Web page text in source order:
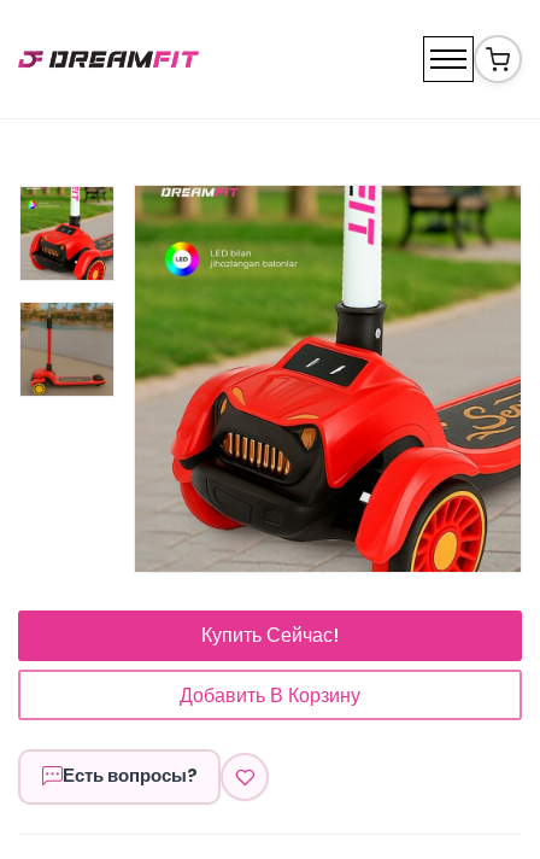
Купить Сейчас!
Добавить В Корзину
Есть вопросы?